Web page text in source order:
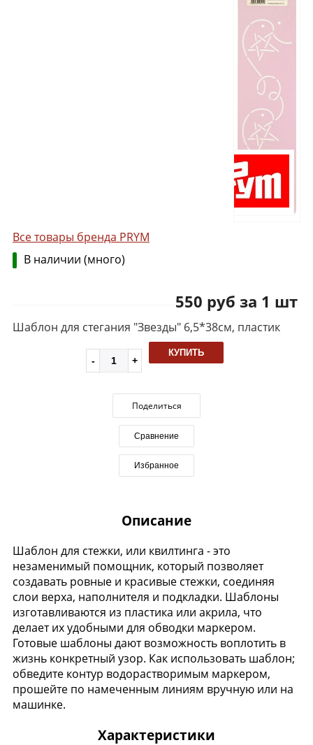
Все товары бренда PRYM
В наличии (много)
550 руб за 1 шт
Шаблон для стегания "Звезды" 6,5*38см, пластик
КУПИТЬ
Поделиться
Сравнение
Избранное
Описание
Шаблон для стежки, или квилтинга - это
незаменимый помощник, который позволяет
создавать ровные и красивые стежки, соединяя
слои верха, наполнителя и подкладки. Шаблоны
изготавливаются из пластика или акрила, что
делает их удобными для обводки маркером.
Готовые шаблоны дают возможность воплотить в
жизнь конкретный узор. Как использовать шаблон;
обведите контур водорастворимым маркером,
прошейте по намеченным линиям вручную или на
машинке.
Характеристики